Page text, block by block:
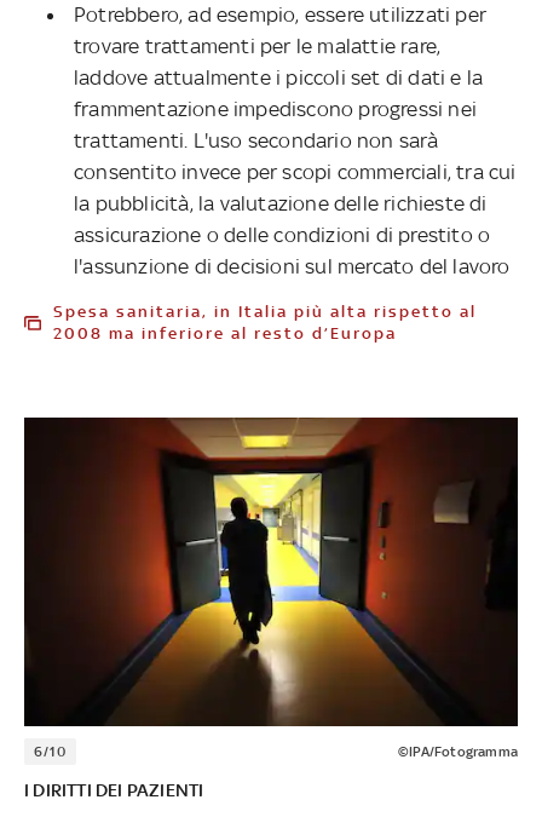
Potrebbero, ad esempio, essere utilizzati per
trovare trattamenti per le malattie rare,
laddove attualmente i piccoli set di dati e la
frammentazione impediscono progressi nei
trattamenti. L'uso secondario non sarà
consentito invece per scopi commerciali, tra cui
la pubblicità, la valutazione delle richieste di
assicurazione o delle condizioni di prestito o
l'assunzione di decisioni sul mercato del lavoro
Spesa sanitaria, in Italia più alta rispetto al
2008 ma inferiore al resto d’Europa
6/10 ©IPA/Fotogramma
I DIRITTI DEI PAZIENTI